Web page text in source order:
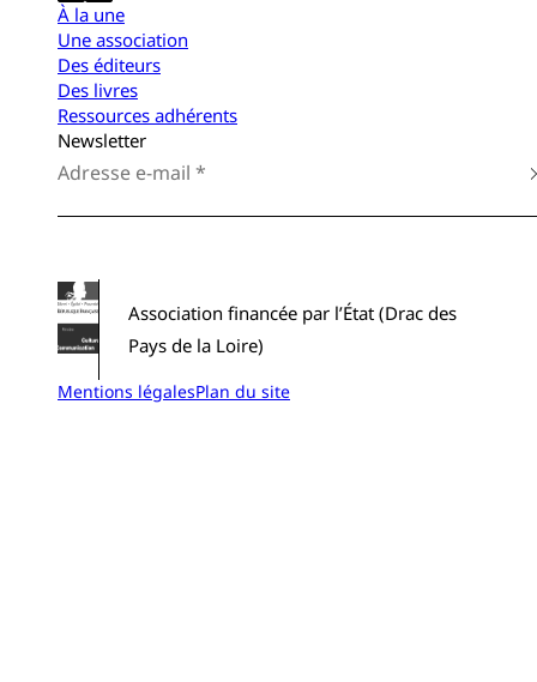
À la une
Une association
Des éditeurs
Des livres
Ressources adhérents
Newsletter
Association financée par l’État (Drac des
Pays de la Loire)
Mentions légalesPlan du site